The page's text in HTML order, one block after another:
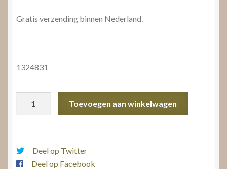
Gratis verzending binnen Nederland.
1324831
Toevoegen aan winkelwagen
Deel op Twitter
Deel op Facebook